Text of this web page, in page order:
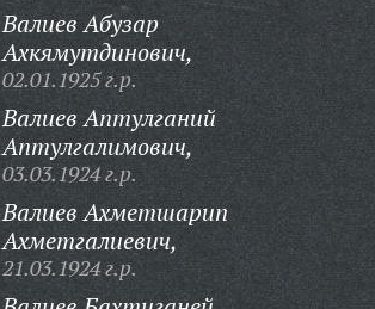
Валиев Абузар
Ахкямутдинович,
02.01.1925 г.р.
Валиев Аптулганий
Аптулгалимович,
03.03.1924 г.р.
Валиев Ахметшарип
Ахметгалиевич,
21.03.1924 г.р.